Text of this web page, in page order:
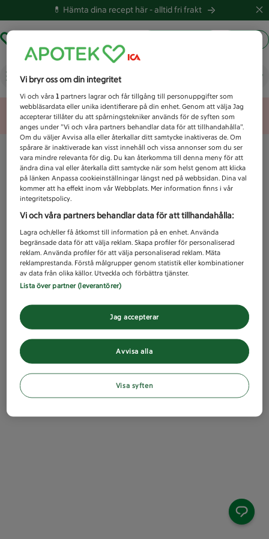
💊 Hämta dina recept här -alltid fri frakt
Vad letar du efter idag?
Unknown error
Vi bryr oss om din integritet
Vi och våra1 partners lagrar och får tillgång till personuppgifter som
webbläsardata eller unika identifierare på din enhet. Genom att välja Jag
accepterar tillåter du att spårningstekniker används för de syften som
anges under ”Vi och våra partners behandlar data för att tillhandahålla”.
Om du väljer Avvisa alla eller återkallar ditt samtycke inaktiveras de. Om
spårare är inaktiverade kan visst innehåll och vissa annonser som du ser
vara mindre relevanta för dig. Du kan återkomma till denna meny för att
ändra dina val eller återkalla ditt samtycke när som helst genom att klicka
på länken Anpassa cookieinställningar längst ned på webbsidan. Dina val
kommer att ha effekt inom vår Webbplats. Mer information finns i vår
integritetspolicy.
Vi och våra partners behandlar data för att tillhandahålla:
Lagra och/eller få åtkomst till information på en enhet. Använda
begränsade data för att välja reklam. Skapa profiler för personaliserad
reklam. Använda profiler för att välja personaliserad reklam. Mäta
reklamprestanda. Förstå målgrupper genom statistik eller kombinationer
av data från olika källor. Utveckla och förbättra tjänster.
Lista över partner (leverantörer)
Avvisa alla
Jag accepterar
Visa syften